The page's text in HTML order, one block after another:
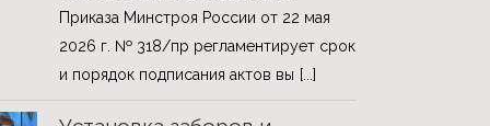
Приказа Минстроя России от 22 мая
2026 г. № 318/пр регламентирует срок
и порядок подписания актов вы [...]